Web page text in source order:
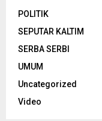
POLITIK
SEPUTAR KALTIM
SERBA SERBI
UMUM
Uncategorized
Video